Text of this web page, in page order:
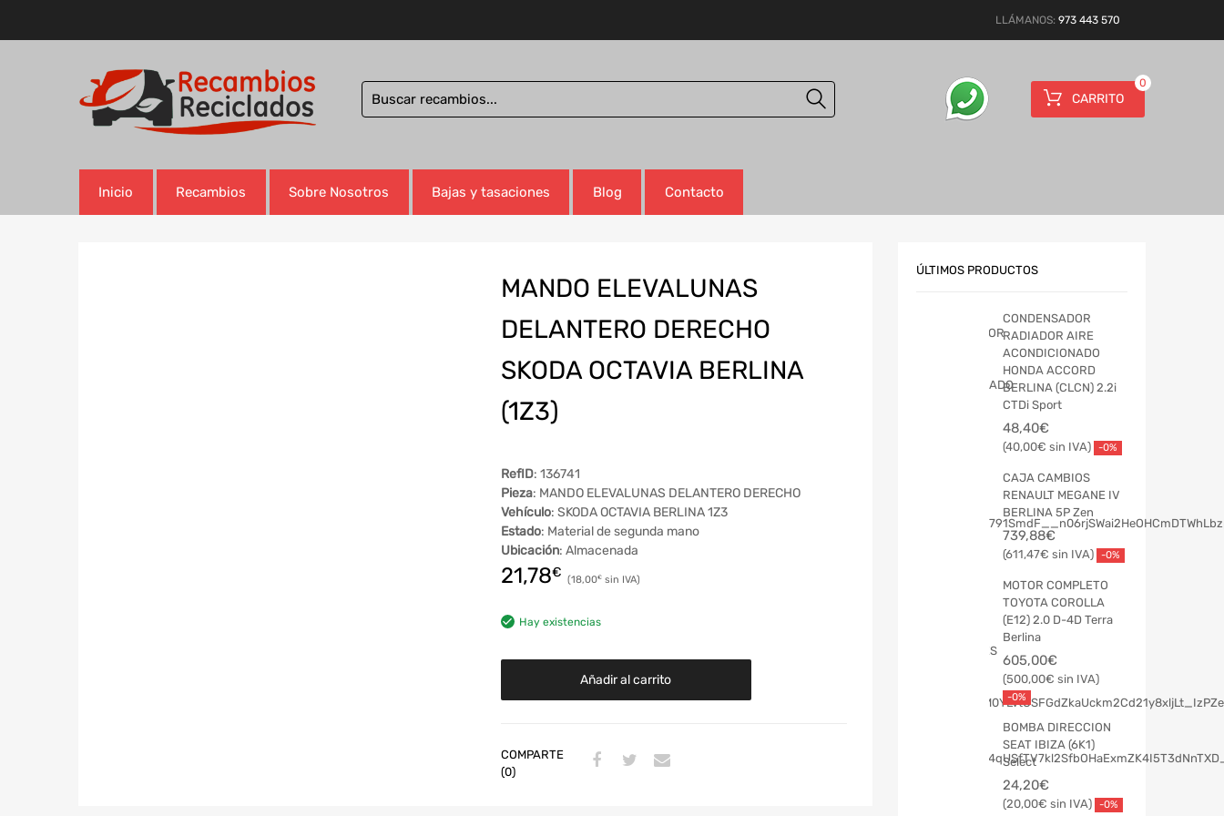
LLÁMANOS: 973 443 570
CARRITO
0
Inicio Recambios Sobre Nosotros Bajas y tasaciones Blog Contacto
MANDO ELEVALUNAS
DELANTERO DERECHO
SKODA OCTAVIA BERLINA
(1Z3)
RefID: 136741
Pieza: MANDO ELEVALUNAS DELANTERO DERECHO
Vehículo: SKODA OCTAVIA BERLINA 1Z3
Estado: Material de segunda mano
Ubicación: Almacenada
21,78€ 18,00€
Hay existencias
Añadir al carrito
COMPARTE
(0)
ÚLTIMOS PRODUCTOS
CONDENSADOR
RADIADOR AIRE
ACONDICIONADO
HONDA ACCORD
BERLINA (CLCN) 2.2i
CTDi Sport
48,40€
40,00€ -0%
CAJA CAMBIOS
RENAULT MEGANE IV
BERLINA 5P Zen
739,88€
611,47€ -0%
MOTOR COMPLETO
TOYOTA COROLLA
(E12) 2.0 D-4D Terra
Berlina
605,00€
500,00€
-0%
BOMBA DIRECCION
SEAT IBIZA (6K1)
Select
24,20€
20,00€ -0%